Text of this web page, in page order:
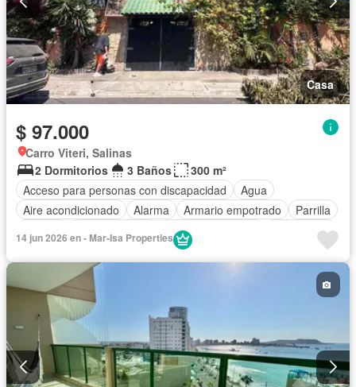
Casa
$ 97.000
Carro Viteri, Salinas
2 Dormitorios
3 Baños
300 m²
Acceso para personas con discapacidad
Agua
Aire acondicionado
Alarma Armario empotrado
Parrilla
Cuarto de servicio
Electricidad
Estacionamiento
Internet Jacuzzi
Wifi Completamente amoblado
14 jun 2026 en - Mar-Isa Properties